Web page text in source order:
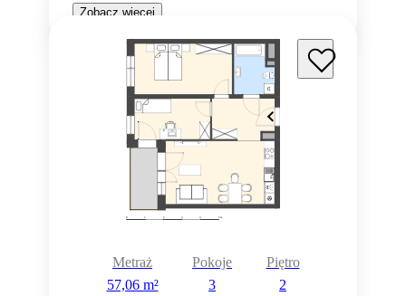
Zobacz więcej
Metraż
57,06 m²
Pokoje
3
Piętro
2